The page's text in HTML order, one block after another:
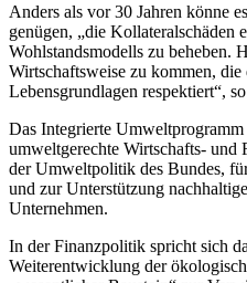
Anders als vor 30 Jahren könne
genügen, „die Kollateralschäden
Wohlstandsmodells zu beheben.
Wirtschaftsweise zu kommen,
Lebensgrundlagen respektiert“,
Das Integrierte
umweltgerechte Wirtschafts-
der Umweltpolitik des Bundes,
und zur Unterstützung
Unternehmen.
In der Finanzpolitik spricht sich
Weiterentwicklung der